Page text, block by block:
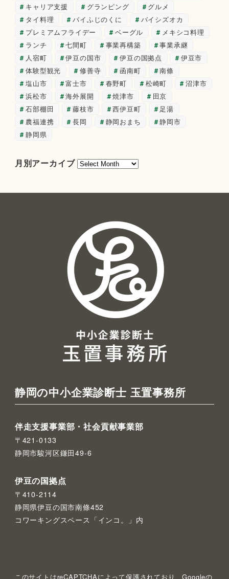
キャリア支援
グランピング
グルメ
タイ料理
バイふじのくに
バイシズオカ
プレミアムフライデー
ベーグル
メキシコ料理
ランチ
七間町 事業再構築
事業承継
人宿町
伊豆の国市 伊豆の国拠点
伊豆市
体験型観光
修善寺 函南町
南條
塩山市
富士市 春野町 松崎町
沼津市
浜松市
海外展開 焼津市
田京
石部棚田
藤枝市 西伊豆町
足湯
農福連携
長岡 静岡おまち
静岡市
静岡県
月別アーカイブ 月
ブ
静岡の中小企業診断士 玉置事務所
伴走支援事業部・社会貢献事業部
〒421-0133
静岡市駿河区鎌田49-6
伊豆の国拠点
〒410-2114
静岡県伊豆の国市南條452
コワーキングスペース「インコ。」内
このサイトはreCAPTCHAによって保護されており、Googleの